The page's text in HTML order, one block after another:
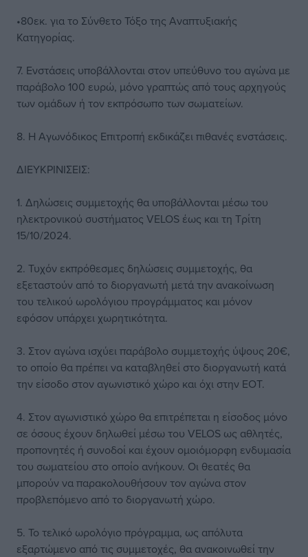
•80εκ. για το Σύνθετο Τόξο της Αναπτυξιακής
Κατηγορίας.
7. Ενστάσεις υποβάλλονται στον υπεύθυνο του αγώνα με
παράβολο 100 ευρώ, μόνο γραπτώς από τους αρχηγούς
των ομάδων ή τον εκπρόσωπο των σωματείων.
8. Η Αγωνόδικος Επιτροπή εκδικάζει πιθανές ενστάσεις.
ΔΙΕΥΚΡΙΝΙΣΕΙΣ:
1. Δηλώσεις συμμετοχής θα υποβάλλονται μέσω του
ηλεκτρονικού συστήματος VELOS έως και τη Τρίτη
15/10/2024.
2. Τυχόν εκπρόθεσμες δηλώσεις συμμετοχής, θα
εξεταστούν από το διοργανωτή μετά την ανακοίνωση
του τελικού ωρολόγιου προγράμματος και μόνον
εφόσον υπάρχει χωρητικότητα.
3. Στον αγώνα ισχύει παράβολο συμμετοχής ύψους 20€,
το οποίο θα πρέπει να καταβληθεί στο διοργανωτή κατά
την είσοδο στον αγωνιστικό χώρο και όχι στην ΕΟΤ.
4. Στον αγωνιστικό χώρο θα επιτρέπεται η είσοδος μόνο
σε όσους έχουν δηλωθεί μέσω του VELOS ως αθλητές,
προπονητές ή συνοδοί και έχουν ομοιόμορφη ενδυμασία
του σωματείου στο οποίο ανήκουν. Οι θεατές θα
μπορούν να παρακολουθήσουν τον αγώνα στον
προβλεπόμενο από το διοργανωτή χώρο.
5. Το τελικό ωρολόγιο πρόγραμμα, ως απόλυτα
εξαρτώμενο από τις συμμετοχές, θα ανακοινωθεί την